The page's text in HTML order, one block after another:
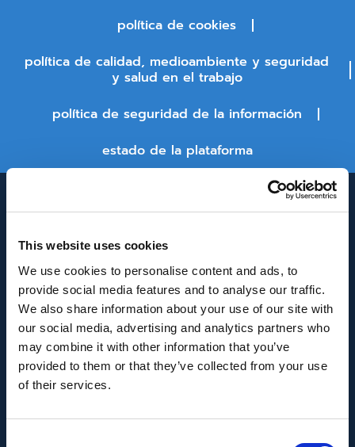
This website uses cookies
We use cookies to personalise content and ads, to
provide social media features and to analyse our traffic.
We also share information about your use of our site with
our social media, advertising and analytics partners who
may combine it with other information that you’ve
provided to them or that they’ve collected from your use
of their services.
política de cookies
política de calidad, medioambiente y seguridad
y salud en el trabajo
política de seguridad de la información
estado de la plataforma
INNOVACIÓN Y DESARROLLO DE ANDALUCÍA
IDEA
Se ha recibido un incentivo de la Agencia de
Junta de Andalucía, por un importe de